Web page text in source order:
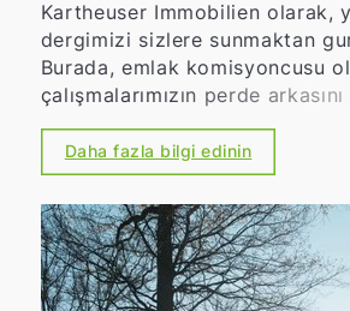
Kartheuser Immobilien olarak,
dergimizi sizlere sunmaktan
Burada, emlak komisyoncusu
çalışmalarımızın perde
Daha fazla bilgi edinin